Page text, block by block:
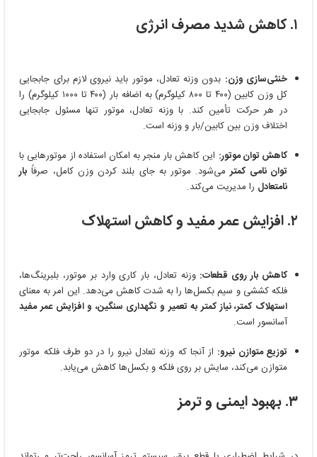
۱. کاهش شدید مصرف انرژی
خنثی‌سازی وزن: بدون وزنه تعادل، موتور باید نیروی لازم برای جابجایی
کل وزن کابین (۴۰۰ تا ۸۰۰ کیلوگرم) به اضافه بار (۴۰۰ تا ۱۰۰۰ کیلوگرم) را
در هر حرکت تأمین کند. با وزنه تعادل، موتور تنها مسئول جابجایی
اختلاف وزن بین کابین/بار و وزنه است.
کاهش توان موتور: این کاهش بار منجر به امکان استفاده از موتورهایی با
توان نامی کمترمی‌شود. موتور به جای بلند کردن وزن کامل، صرفاً بار
نامتعادل را مدیریت می‌کند.
۲. افزایش عمر مفید و کاهش استهلاک
کاهش بار روی قطعات: وزنه تعادل، بار کاری وارد بر موتور، بلبرینگ‌ها،
فلکه کششی و سیم بکسل‌ها را به شدت کاهش می‌دهد. این امر به معنای
استهلاک کمتر، نیاز کمتر به تعمیر و نگهداری سنگین، و افزایش عمر مفید
آسانسور است.
توزیع متوازن نیرو: از آنجا که وزنه تعادل نیرو را در دو طرف فلکه موتور
متوازن می‌کند، سایش بر روی فلکه و بکسل‌ها کاهش می‌یابد.
۳. بهبود ایمنی و ترمز